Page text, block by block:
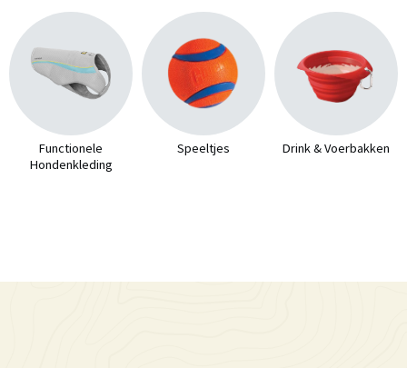
Functionele
Hondenkleding
Speeltjes Drink & Voerbakken